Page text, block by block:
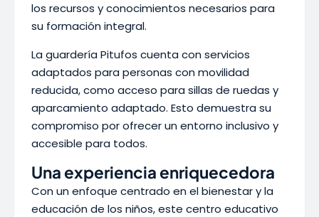
los recursos y conocimientos necesarios para
su formación integral.
La guardería Pitufos cuenta con servicios
adaptados para personas con movilidad
reducida, como acceso para sillas de ruedas y
aparcamiento adaptado. Esto demuestra su
compromiso por ofrecer un entorno inclusivo y
accesible para todos.
Una experiencia enriquecedora
Con un enfoque centrado en el bienestar y la
educación de los niños, este centro educativo